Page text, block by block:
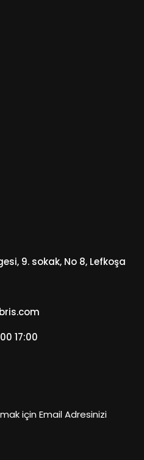
9. sokak, No 8, Lefkoşa
17:00
için Email Adresinizi